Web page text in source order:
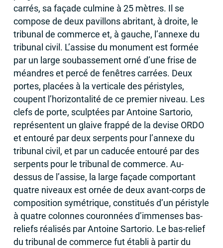
carrés, sa façade culmine à 25 mètres. Il se
compose de deux pavillons abritant, à droite, le
tribunal de commerce et, à gauche, l’annexe du
tribunal civil. L’assise du monument est formée
par un large soubassement orné d’une frise de
méandres et percé de fenêtres carrées. Deux
portes, placées à la verticale des péristyles,
coupent l’horizontalité de ce premier niveau. Les
clefs de porte, sculptées par Antoine Sartorio,
représentent un glaive frappé de la devise ORDO
et entouré par deux serpents pour l’annexe du
tribunal civil, et par un caducée entouré par des
serpents pour le tribunal de commerce. Au-
dessus de l’assise, la large façade comportant
quatre niveaux est ornée de deux avant-corps de
composition symétrique, constitués d’un péristyle
à quatre colonnes couronnées d’immenses bas-
reliefs réalisés par Antoine Sartorio. Le bas-relief
du tribunal de commerce fut établi à partir du